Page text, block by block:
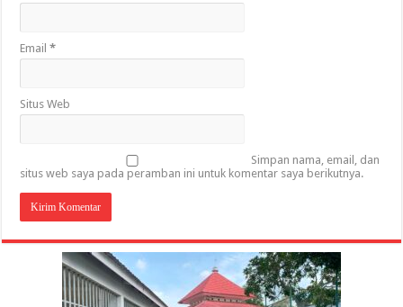
Email*
Situs Web
Simpan nama, email, dan
situs web saya pada peramban ini untuk komentar saya berikutnya.